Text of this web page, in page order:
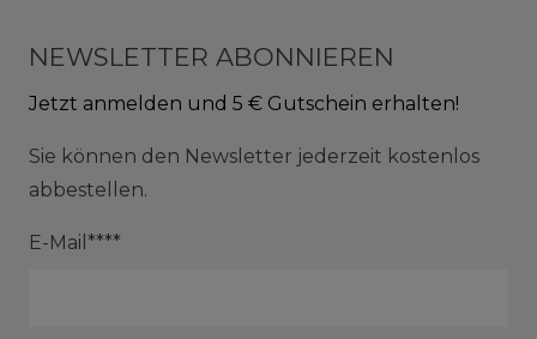
NEWSLETTER ABONNIEREN
Jetzt anmelden und 5 € Gutschein erhalten!
Sie können den Newsletter jederzeit kostenlos
abbestellen.
E-Mail****